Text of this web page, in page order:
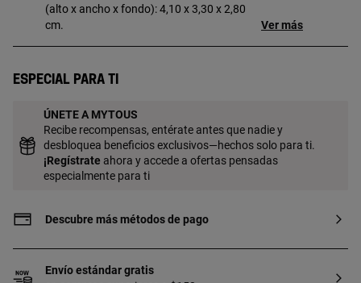
(alto x ancho x fondo): 4,10 x 3,30 x 2,80
cm.
Ver más
Especial para ti
ÚNETE A MYTOUS
Recibe recompensas, entérate antes que nadie y
desbloquea beneficios exclusivos—hechos solo para ti.
¡Regístrate ahora y accede a ofertas pensadas
especialmente para ti
Descubre más métodos de pago
Envío estándar gratis